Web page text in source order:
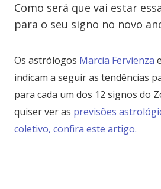
Como será que vai estar
para o seu signo no novo
Os astrólogos Marcia Fervienza e
indicam a seguir as tendências
para cada um dos 12 signos do
quiser ver as previsões
coletivo, confira este artigo.